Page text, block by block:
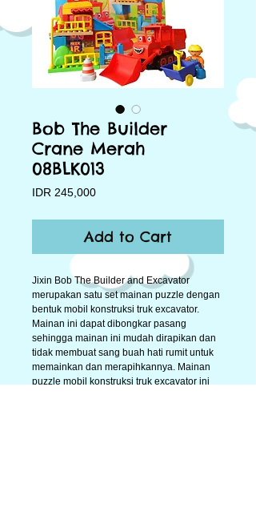
Bob The Builder
Crane Merah
08BLK013
IDR 245,000Price
Add to Cart
Jixin Bob The Builder and Excavator
merupakan satu set mainan puzzle dengan
bentuk mobil konstruksi truk excavator.
Mainan ini dapat dibongkar pasang
sehingga mainan ini mudah dirapikan dan
tidak membuat sang buah hati rumit untuk
memainkan dan merapihkannya. Mainan
puzzle mobil konstruksi truk excavator ini